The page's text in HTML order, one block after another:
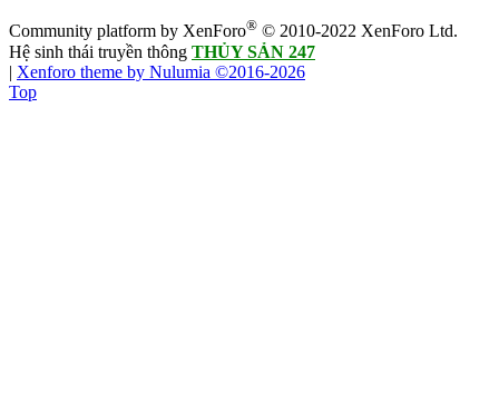
Community platform by XenForo® © 2010-2022 XenForo Ltd.
Hệ sinh thái truyền thông THỦY SẢN 247
| Xenforo theme by Nulumia ©2016-2026
Top